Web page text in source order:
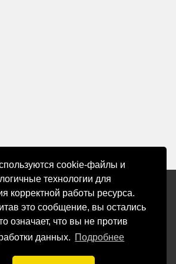
cookie-файлы и
технологии для
корректной работы ресурса.
это сообщение, вы остались
означает, что вы не против
данных. Подробнее
Том».